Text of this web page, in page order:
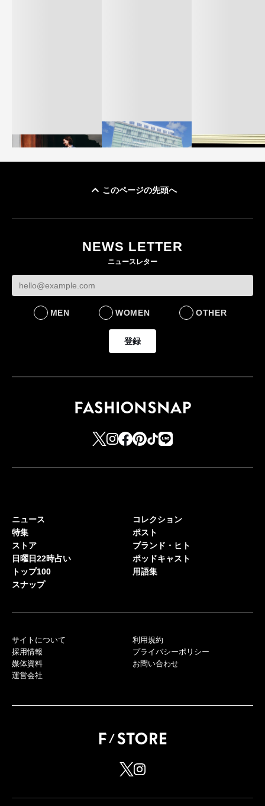
ケットなど7型を発売
FASHION
FASHION
BUSINESS
このページの先頭へ
NEWS LETTER
ニュースレター
MEN WOMEN OTHER
登録
ニュース
特集
ストア
日曜日22時占い
トップ100
スナップ
コレクション
ポスト
ブランド・ヒト
ポッドキャスト
用語集
サイトについて
採用情報
媒体資料
運営会社
利用規約
プライバシーポリシー
お問い合わせ